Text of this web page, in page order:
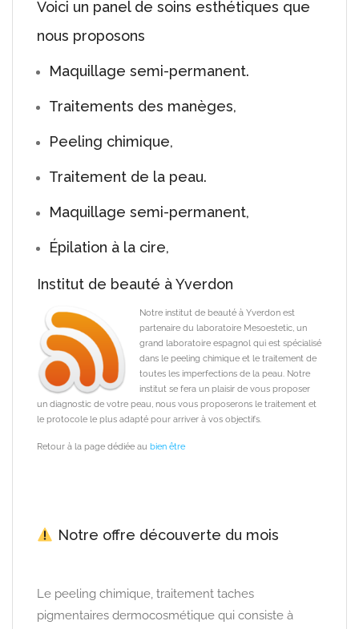
Voici un panel de soins esthétiques que
nous proposons
Maquillage semi-permanent.
Traitements des manèges,
Peeling chimique,
Traitement de la peau.
Maquillage semi-permanent,
Épilation à la cire,
Institut de beauté à Yverdon
Notre institut de beauté à Yverdon est
partenaire du laboratoire Mesoestetic, un
grand laboratoire espagnol qui est spécialisé
dans le peeling chimique et le traitement de
toutes les imperfections de la peau. Notre
institut se fera un plaisir de vous proposer
un diagnostic de votre peau, nous vous proposerons le traitement et
le protocole le plus adapté pour arriver à vos objectifs.
Retour à la page dédiée au bien être
Notre offre découverte du mois
Le peeling chimique, traitement taches
pigmentaires dermocosmétique qui consiste à